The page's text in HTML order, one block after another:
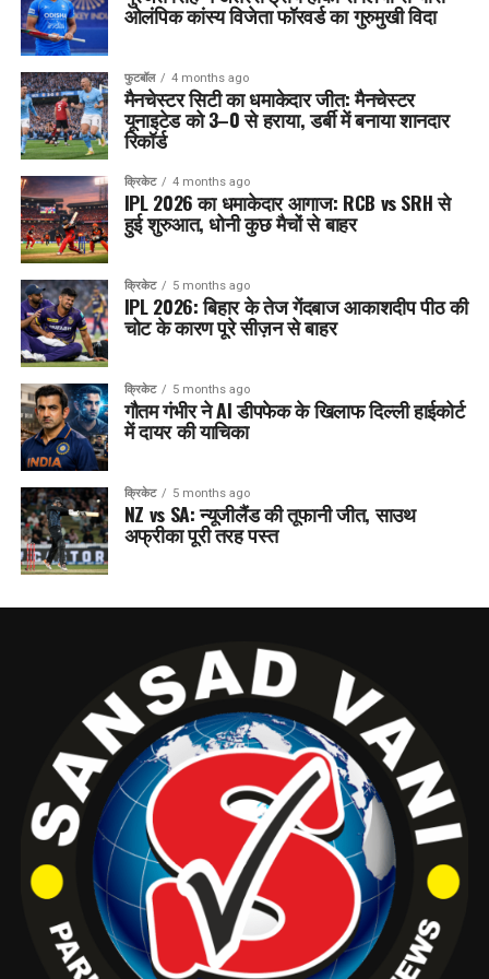
ओलंपिक कांस्य विजेता फॉरवर्ड का गुरुमुखी विदा
फुटबॉल 4 months ago
मैनचेस्टर सिटी का धमाकेदार जीत: मैनचेस्टर
यूनाइटेड को 3–0 से हराया, डर्बी में बनाया शानदार
रिकॉर्ड
क्रिकेट 4 months ago
IPL 2026 का धमाकेदार आगाज: RCB vs SRH से
हुई शुरुआत, धोनी कुछ मैचों से बाहर
क्रिकेट 5 months ago
IPL 2026: बिहार के तेज गेंदबाज आकाशदीप पीठ की
चोट के कारण पूरे सीज़न से बाहर
क्रिकेट 5 months ago
गौतम गंभीर ने AI डीपफेक के खिलाफ दिल्ली हाईकोर्ट
में दायर की याचिका
क्रिकेट 5 months ago
NZ vs SA: न्यूजीलैंड की तूफानी जीत, साउथ
अफ्रीका पूरी तरह पस्त